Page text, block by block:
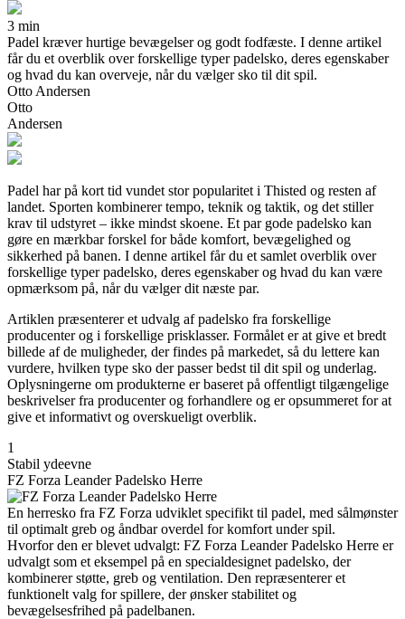
3 min
Padel kræver hurtige bevægelser og godt fodfæste. I denne artikel
får du et overblik over forskellige typer padelsko, deres egenskaber
og hvad du kan overveje, når du vælger sko til dit spil.
Otto Andersen
Otto
Andersen
Padel har på kort tid vundet stor popularitet i Thisted og resten af
landet. Sporten kombinerer tempo, teknik og taktik, og det stiller
krav til udstyret – ikke mindst skoene. Et par gode padelsko kan
gøre en mærkbar forskel for både komfort, bevægelighed og
sikkerhed på banen. I denne artikel får du et samlet overblik over
forskellige typer padelsko, deres egenskaber og hvad du kan være
opmærksom på, når du vælger dit næste par.
Artiklen præsenterer et udvalg af padelsko fra forskellige
producenter og i forskellige prisklasser. Formålet er at give et bredt
billede af de muligheder, der findes på markedet, så du lettere kan
vurdere, hvilken type sko der passer bedst til dit spil og underlag.
Oplysningerne om produkterne er baseret på offentligt tilgængelige
beskrivelser fra producenter og forhandlere og er opsummeret for at
give et informativt og overskueligt overblik.
1
Stabil ydeevne
FZ Forza Leander Padelsko Herre
En herresko fra FZ Forza udviklet specifikt til padel, med sålmønster
til optimalt greb og åndbar overdel for komfort under spil.
Hvorfor den er blevet udvalgt: FZ Forza Leander Padelsko Herre er
udvalgt som et eksempel på en specialdesignet padelsko, der
kombinerer støtte, greb og ventilation. Den repræsenterer et
funktionelt valg for spillere, der ønsker stabilitet og
bevægelsesfrihed på padelbanen.